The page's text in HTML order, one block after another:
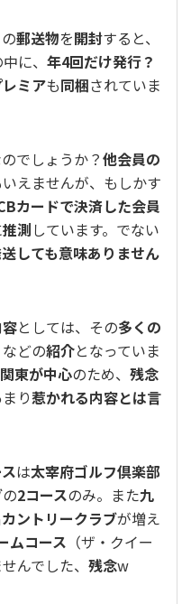
郵送物を開封すると、
に、 年4回だけ発行？
ミアも同梱されていま
でしょうか？他会員の
えませんが、もしかす
カードで決済した会員
推測しています。でない
しても意味ありません
としては、その多くの
などの紹介となっていま
関東が中心のため、 残念
り惹かれる内容とは言
は太宰府ゴルフ倶楽部
の2コースのみ。また九
ントリークラブが増え
ムコース （ザ・クイー
んでした、 残念w